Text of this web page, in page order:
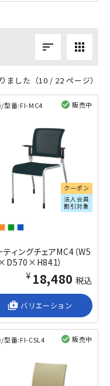
sort apps
ました（10 / 22 ページ）
型番:FI-MC4 販売中
クーポン
法人会員
割引対象
ティングチェアMC4（W5
）
¥18,480 税込
shop_2 バリエーション
型番:FI-CSL4 販売中